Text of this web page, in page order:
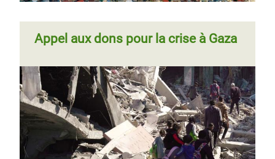
Appel aux dons pour la crise à Gaza